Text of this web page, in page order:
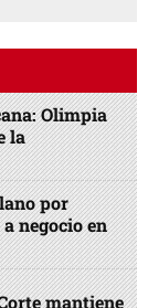
Olimpia
la
por
negocio en
mantiene